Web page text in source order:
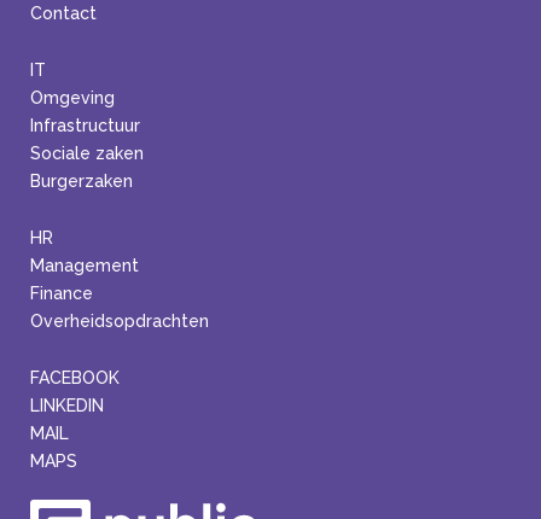
Contact
IT
Omgeving
Infrastructuur
Sociale zaken
Burgerzaken
HR
Management
Finance
Overheidsopdrachten
FACEBOOK
LINKEDIN
MAIL
MAPS